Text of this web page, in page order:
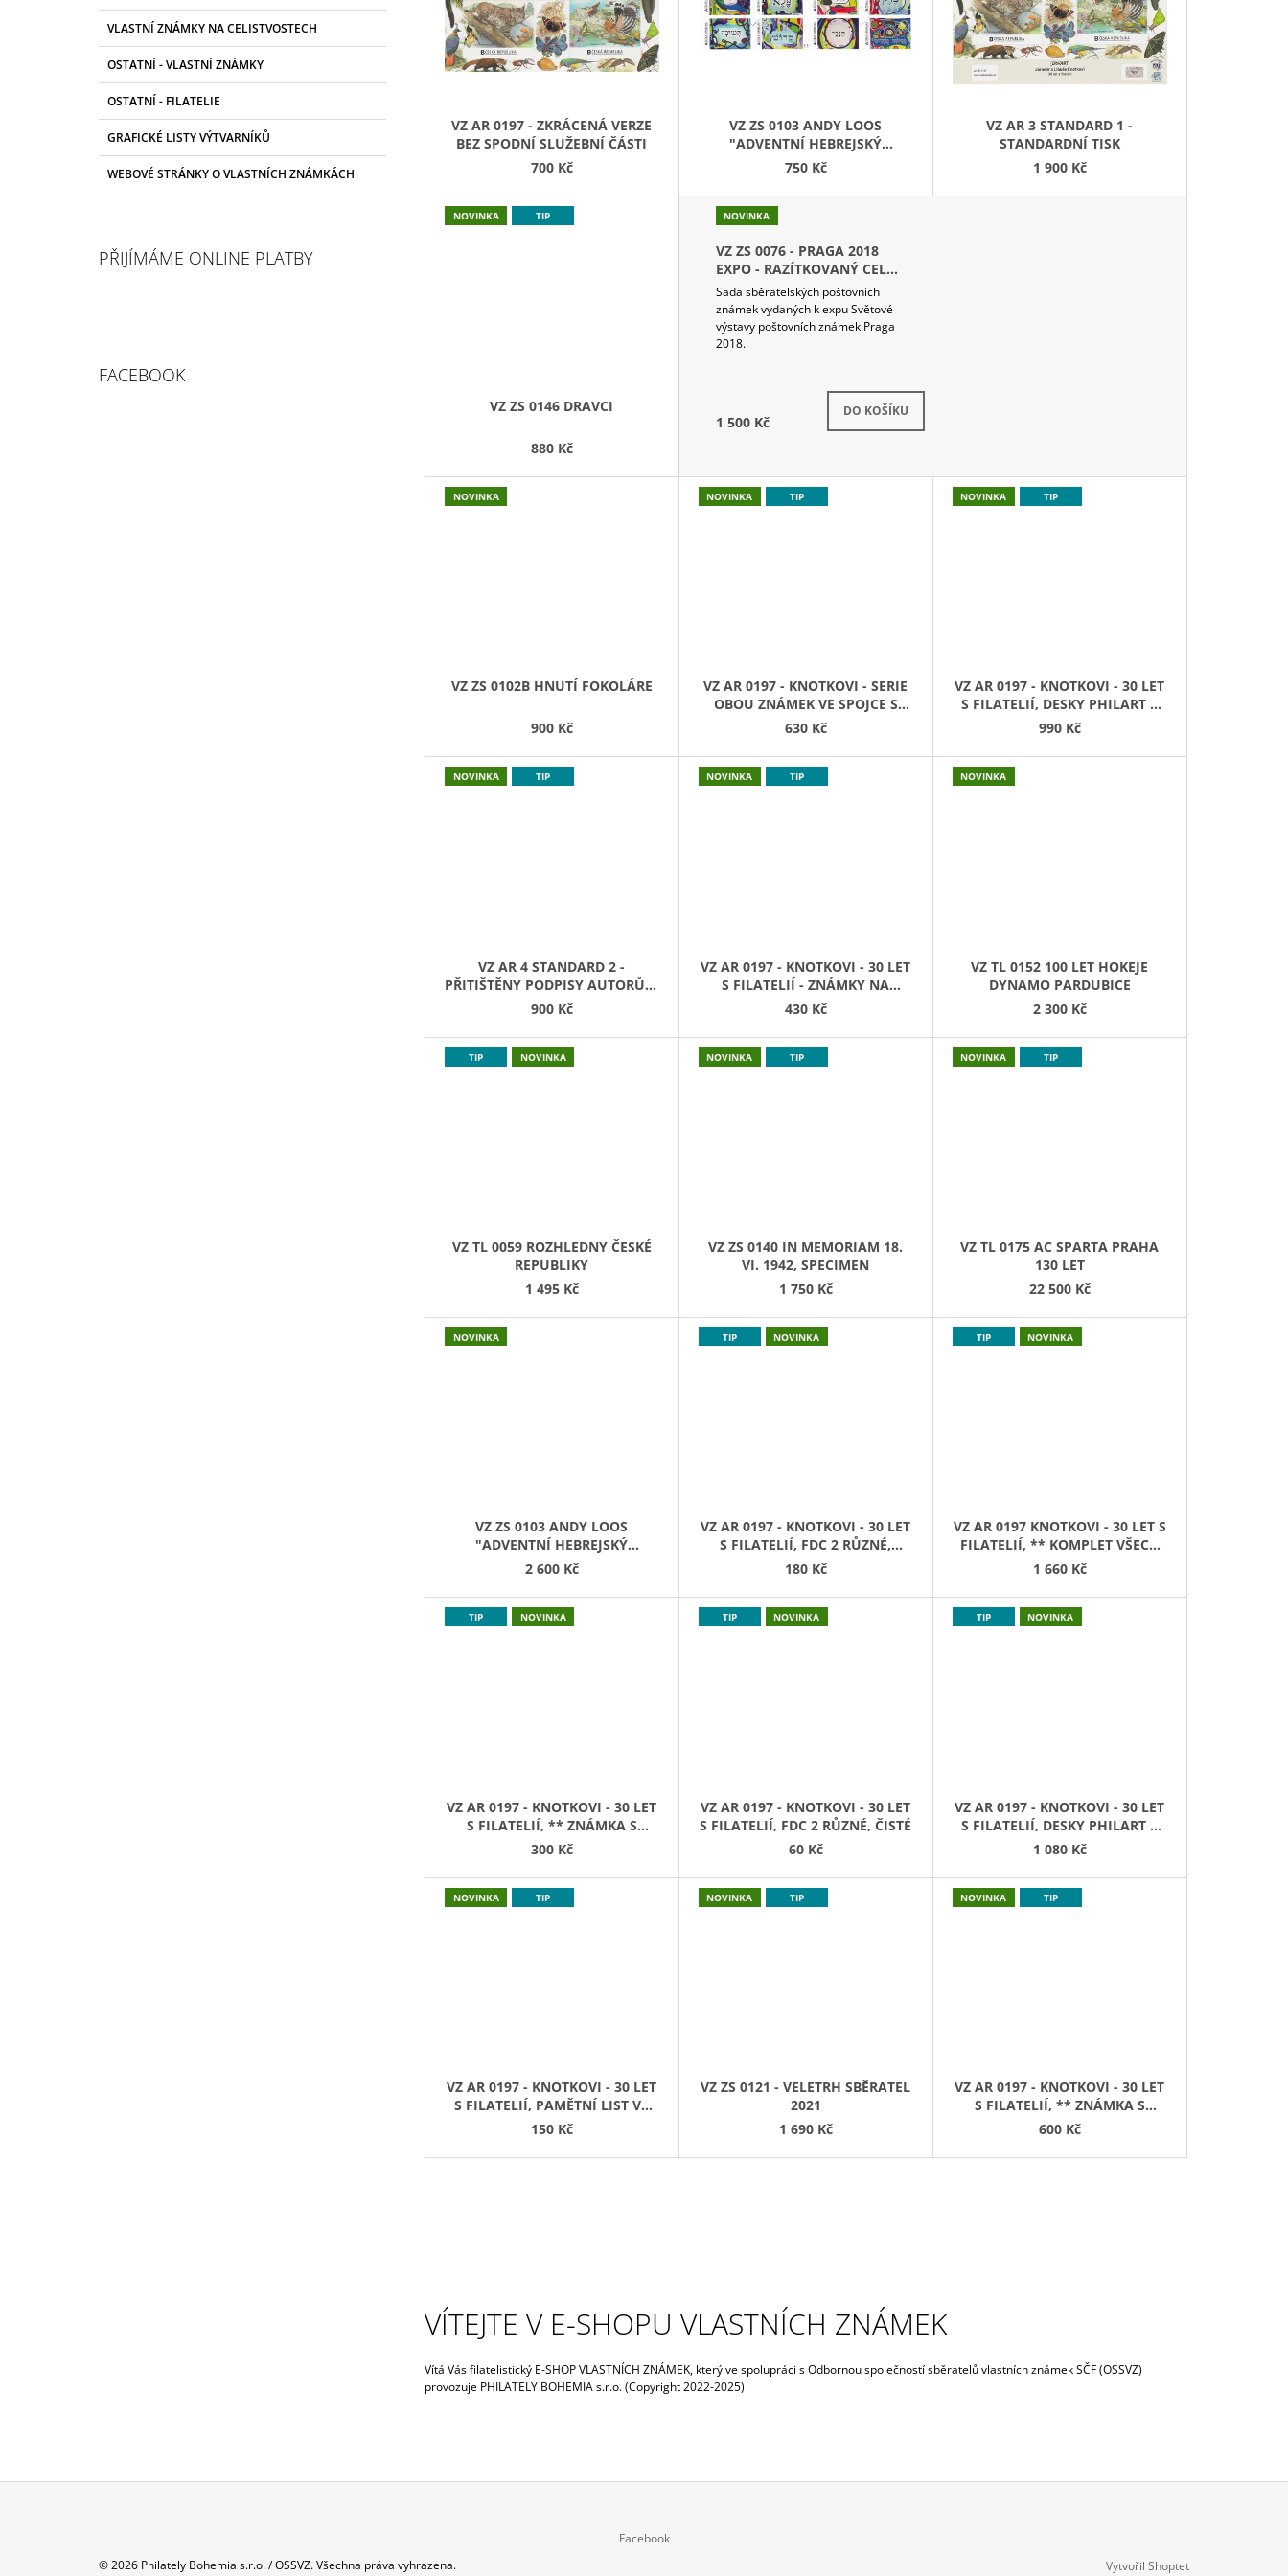
T
G
O
R
E
VLASTNÍ ZNÁMKY NA CELISTVOSTECH
OSTATNÍ - VLASTNÍ ZNÁMKY
OSTATNÍ - FILATELIE
GRAFICKÉ LISTY VÝTVARNÍKŮ
WEBOVÉ STRÁNKY O VLASTNÍCH ZNÁMKÁCH
PŘIJÍMÁME ONLINE PLATBY
FACEBOOK
V
C
VZ AR 0197 - ZKRÁCENÁ VERZE
BEZ SPODNÍ SLUŽEBNÍ ČÁSTI
700 Kč
VZ ZS 0103 ANDY LOOS
"ADVENTNÍ HEBREJSKÝ
KALENDÁŘ"
750 Kč
VZ AR 3 STANDARD 1 -
STANDARDNÍ TISK
1 900 Kč
NOVINKA TIP
VZ ZS 0146 DRAVCI
880 Kč
NOVINKA
VZ ZS 0076 - PRAGA 2018
EXPO - RAZÍTKOVANÝ CELÝ
SEŠITEK
Sada sběratelských poštovních
známek vydaných k expu Světové
výstavy poštovních známek Praga
2018.
1 500 Kč
DO KOŠÍKU
Skladem (2 ks)
NOVINKA
VZ ZS 0102B HNUTÍ FOKOLÁRE
900 Kč
NOVINKA TIP
VZ AR 0197 - KNOTKOVI - SERIE
OBOU ZNÁMEK VE SPOJCE S
KUPÓNEM
630 Kč
NOVINKA TIP
VZ AR 0197 - KNOTKOVI - 30 LET
S FILATELIÍ, DESKY PHILART S
ARŠÍKEM POL. 4 A JEDNOU FDC -
990 Kč
NOVINKA TIP
VZ AR 4 STANDARD 2 -
PŘITIŠTĚNY PODPISY AUTORŮ A
MOŘSKÝ KONÍK S INICIÁLAMI
900 Kč
NOVINKA TIP
VZ AR 0197 - KNOTKOVI - 30 LET
S FILATELIÍ - ZNÁMKY NA
POŠTOVNÉ 2 RŮZNÉ ZNÁMKY
430 Kč
NOVINKA
VZ TL 0152 100 LET HOKEJE
DYNAMO PARDUBICE
2 300 Kč
TIP NOVINKA
VZ TL 0059 ROZHLEDNY ČESKÉ
REPUBLIKY
1 495 Kč
NOVINKA TIP
VZ ZS 0140 IN MEMORIAM 18.
VI. 1942, SPECIMEN
1 750 Kč
NOVINKA TIP
VZ TL 0175 AC SPARTA PRAHA
130 LET
22 500 Kč
NOVINKA
VZ ZS 0103 ANDY LOOS
"ADVENTNÍ HEBREJSKÝ
KALENDÁŘ" - "SUDOKU" 4X
2 600 Kč
TIP NOVINKA
VZ AR 0197 - KNOTKOVI - 30 LET
S FILATELIÍ, FDC 2 RŮZNÉ,
PŘÍLEŽITOSTNÉ RAZÍTKO
180 Kč
TIP NOVINKA
VZ AR 0197 KNOTKOVI - 30 LET S
FILATELIÍ, ** KOMPLET VŠECH
VARIANT ZNÁMEK (POL 7-10)
1 660 Kč
TIP NOVINKA
VZ AR 0197 - KNOTKOVI - 30 LET
S FILATELIÍ, ** ZNÁMKA S
CELÝM KUPONEM ZN + KUPÓN
300 Kč
TIP NOVINKA
VZ AR 0197 - KNOTKOVI - 30 LET
S FILATELIÍ, FDC 2 RŮZNÉ, ČISTÉ
60 Kč
TIP NOVINKA
VZ AR 0197 - KNOTKOVI - 30 LET
S FILATELIÍ, DESKY PHILART S
ARŠÍKEM POL. 4 A 2 FDC - VLK A
1 080 Kč
NOVINKA TIP
VZ AR 0197 - KNOTKOVI - 30 LET
S FILATELIÍ, PAMĚTNÍ LIST VE
SPOJCE S DVOJICÍ ZNÁMEK A
150 Kč
NOVINKA TIP
VZ ZS 0121 - VELETRH SBĚRATEL
2021
1 690 Kč
NOVINKA TIP
VZ AR 0197 - KNOTKOVI - 30 LET
S FILATELIÍ, ** ZNÁMKA S
CELÝM KUPONEM ZN + KUPÓN
600 Kč
VÍTEJTE V E-SHOPU VLASTNÍCH ZNÁMEK
Vítá Vás filatelistický E-SHOP VLASTNÍCH ZNÁMEK, který ve spolupráci s Odbornou společností sběratelů vlastních známek SČF (OSSVZ)
provozuje PHILATELY BOHEMIA s.r.o. (Copyright 2022-2025)
1 500 Kč
630 Kč
DVOJICÍ ZNÁMEK A PŘÍLEŽITOSTNÝMI
RAZÍTKY
Facebook
Vytvořil Shoptet
© 2026 Philately Bohemia s.r.o. / OSSVZ. Všechna práva vyhrazena.